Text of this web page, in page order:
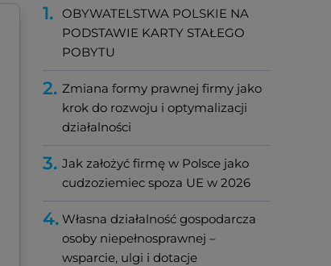
1. OBYWATELSTWA POLSKIE NA
PODSTAWIE KARTY STAŁEGO
POBYTU
2. Zmiana formy prawnej firmy jako
krok do rozwoju i optymalizacji
działalności
3. Jak założyć firmę w Polsce jako
cudzoziemiec spoza UE w 2026
4. Własna działalność gospodarcza
osoby niepełnosprawnej –
wsparcie, ulgi i dotacje